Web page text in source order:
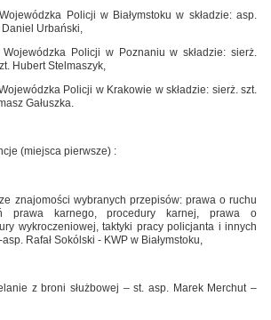
Policji w Białymstoku w składzie: asp.
Daniel Urbański,
Policji w Poznaniu w składzie: sierż.
Hubert Stelmaszyk,
Policji w Krakowie w składzie: sierż. szt.
Gałuszka.
(miejsca pierwsze) :
znajomości wybranych przepisów: prawa o ruchu
prawa karnego, procedury karnej, prawa o
wykroczeniowej, taktyki pracy policjanta i innych
Rafał Sokólski - KWP w Białymstoku,
z broni służbowej – st. asp. Marek Merchut –